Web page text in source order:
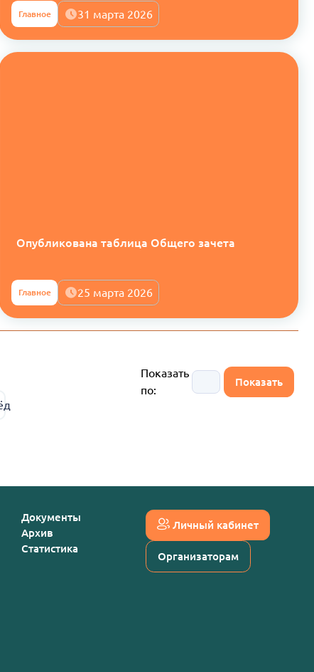
Главное 31 марта 2026
Опубликована таблица Общего зачета
Главное 25 марта 2026
Показать
по:
Документы
Архив
Статистика
Личный кабинет
Организаторам